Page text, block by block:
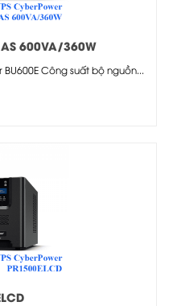
AS 600VA/360W
Công suất bộ nguồn...